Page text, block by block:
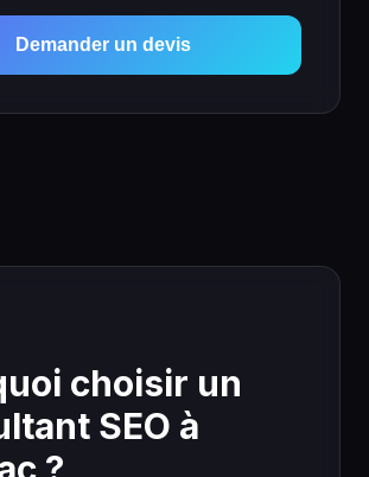
Demander un devis
choisir un
SEO à